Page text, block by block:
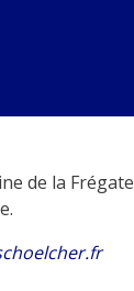
de la